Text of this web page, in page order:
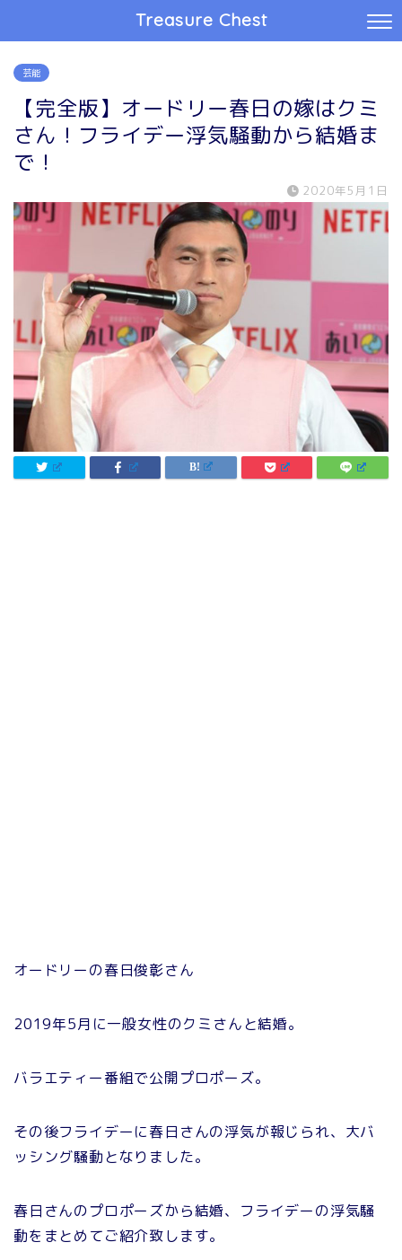
Treasure Chest
芸能
【完全版】オードリー春日の嫁はクミ
さん！フライデー浮気騒動から結婚ま
で！
2020年5月1日
オードリーの春日俊彰さん
2019年5月に一般女性のクミさんと結婚。
バラエティー番組で公開プロポーズ。
その後フライデーに春日さんの浮気が報じられ、大バ
ッシング騒動となりました。
春日さんのプロポーズから結婚、フライデーの浮気騒
動をまとめてご紹介致します。